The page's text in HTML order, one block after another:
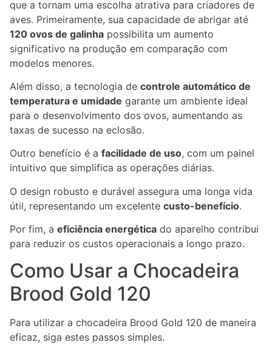
que a tornam uma escolha atrativa para criadores de
aves. Primeiramente, sua capacidade de abrigar até
120 ovos de galinha possibilita um aumento
significativo na produção em comparação com
modelos menores.
Além disso, a tecnologia de controle automático de
temperatura e umidade garante um ambiente ideal
para o desenvolvimento dos ovos, aumentando as
taxas de sucesso na eclosão.
Outro benefício é a facilidade de uso, com um painel
intuitivo que simplifica as operações diárias.
O design robusto e durável assegura uma longa vida
útil, representando um excelente custo-benefício.
Por fim, a eficiência energética do aparelho contribui
para reduzir os custos operacionais a longo prazo.
Como Usar a Chocadeira
Brood Gold 120
Para utilizar a chocadeira Brood Gold 120 de maneira
eficaz, siga estes passos simples.